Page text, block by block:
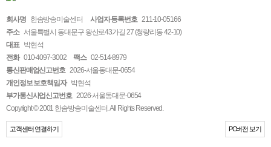
회사명 한솜방송미술센터 사업자 등록번호 211-10-05166
주소 서울특별시 동대문구 왕산로43가길 27 (청량리동 42-10)
대표 박현석
전화 010-4097-3002 팩스 02-514-8979
통신판매업신고번호 2026-서울동대문-0654
개인정보 보호책임자 박현석
부가통신사업신고번호 2026-서울동대문-0654
Copyright © 2001 한솜방송미술센터. All Rights Reserved.
고객센터 연결하기 PC버전 보기